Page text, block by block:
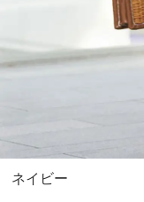
ネイビー